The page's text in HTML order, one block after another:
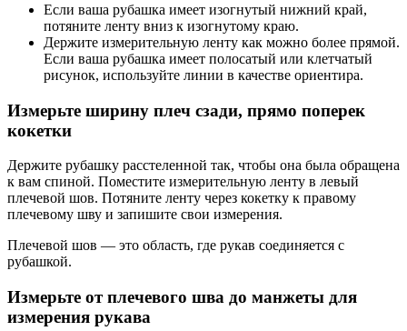
Если ваша рубашка имеет изогнутый нижний край,
потяните ленту вниз к изогнутому краю.
Держите измерительную ленту как можно более прямой.
Если ваша рубашка имеет полосатый или клетчатый
рисунок, используйте линии в качестве ориентира.
Измерьте ширину плеч сзади, прямо поперек
кокетки
Держите рубашку расстеленной так, чтобы она была обращена
к вам спиной. Поместите измерительную ленту в левый
плечевой шов. Потяните ленту через кокетку к правому
плечевому шву и запишите свои измерения.
Плечевой шов — это область, где рукав соединяется с
рубашкой.
Измерьте от плечевого шва до манжеты для
измерения рукава